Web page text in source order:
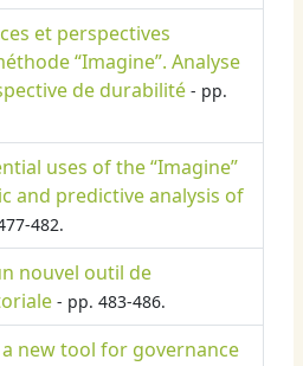
et perspectives
“Imagine”. Analyse
de durabilité - pp.
uses of the “Imagine”
and predictive analysis of
482.
nouvel outil de
- pp. 483-486.
new tool for governance